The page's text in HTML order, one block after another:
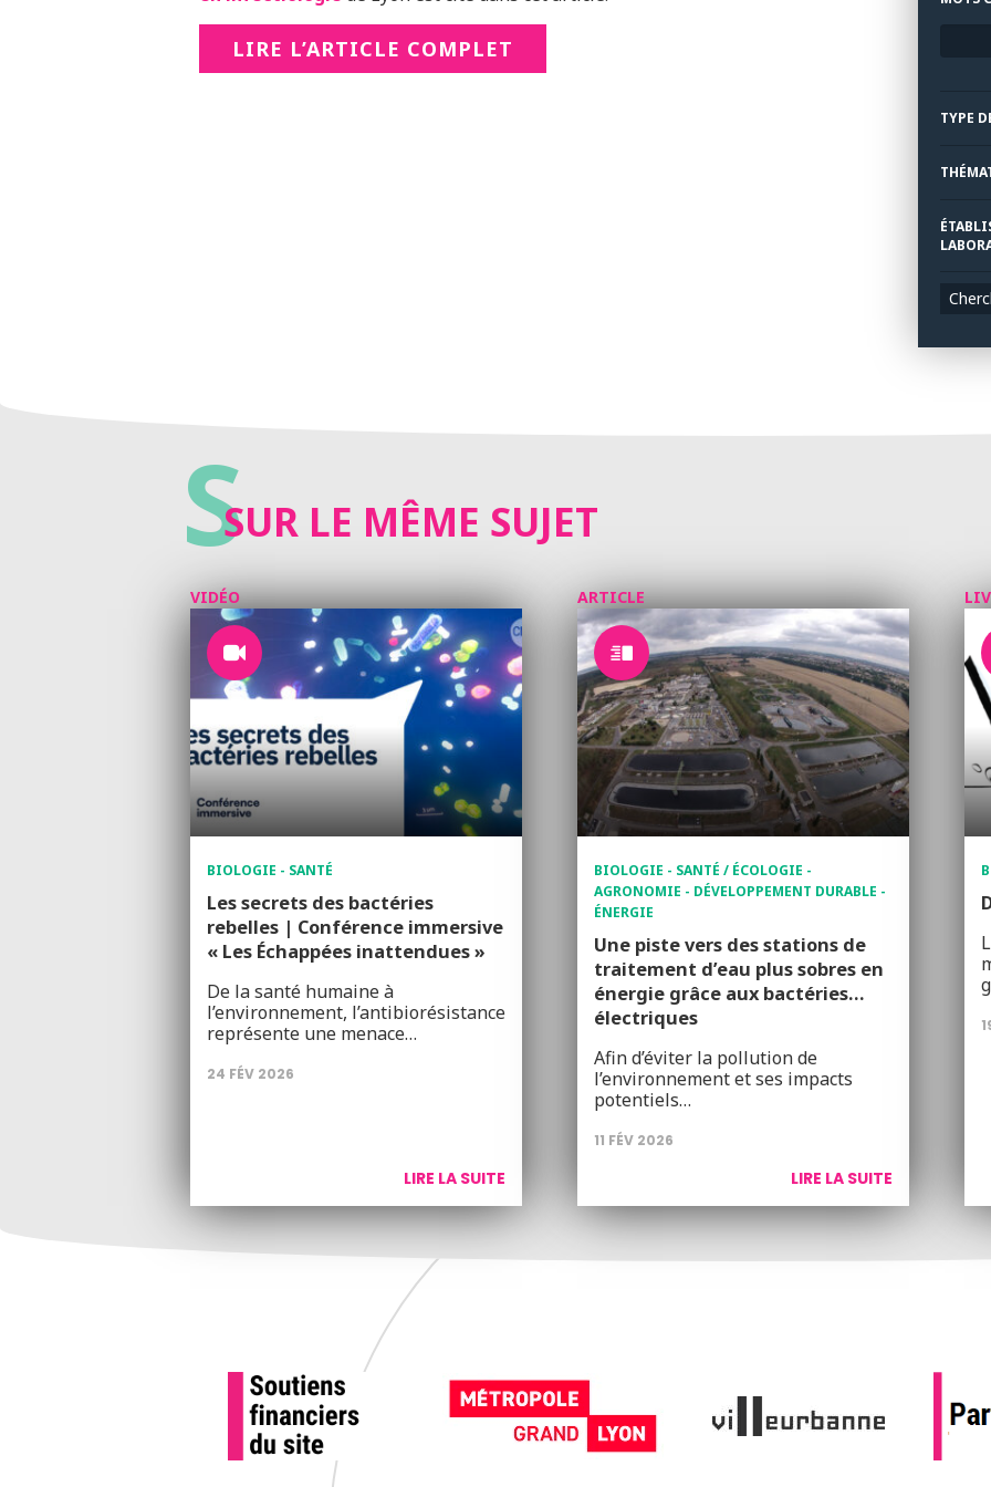
LIRE L’ARTICLE COMPLET
TYPE
SSUR LE MÊME SUJET
VIDÉO
BIOLOGIE - SANTÉ
Les secrets des bactéries
rebelles | Conférence immersive
« Les Échappées inattendues »
De la santé humaine à
l’environnement, l’antibiorésistance
représente une menace…
24 FÉV 2026
LIRE LA SUITE
ARTICLE
BIOLOGIE - SANTÉ / ÉCOLOGIE -
AGRONOMIE - DÉVELOPPEMENT DURABLE -
ÉNERGIE
Une piste vers des stations de
traitement d’eau plus sobres en
énergie grâce aux bactéries…
électriques
Afin d’éviter la pollution de
l’environnement et ses impacts
potentiels…
11 FÉV 2026
LIRE LA SUITE